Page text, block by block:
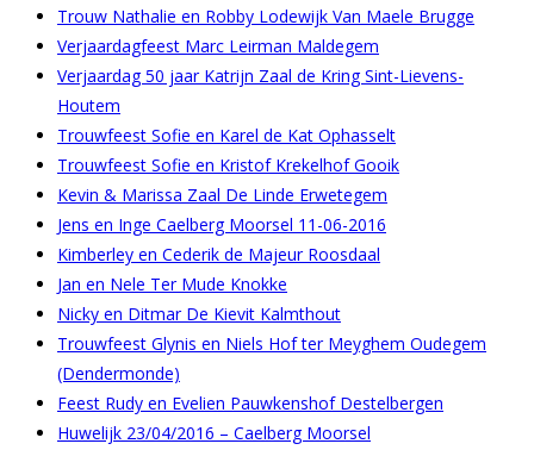
Trouw Nathalie en Robby Lodewijk Van Maele Brugge
Verjaardagfeest Marc Leirman Maldegem
Verjaardag 50 jaar Katrijn Zaal de Kring Sint-Lievens-
Houtem
Trouwfeest Sofie en Karel de Kat Ophasselt
Trouwfeest Sofie en Kristof Krekelhof Gooik
Kevin & Marissa Zaal De Linde Erwetegem
Jens en Inge Caelberg Moorsel 11-06-2016
Kimberley en Cederik de Majeur Roosdaal
Jan en Nele Ter Mude Knokke
Nicky en Ditmar De Kievit Kalmthout
Trouwfeest Glynis en Niels Hof ter Meyghem Oudegem
(Dendermonde)
Feest Rudy en Evelien Pauwkenshof Destelbergen
Huwelijk 23/04/2016 – Caelberg Moorsel